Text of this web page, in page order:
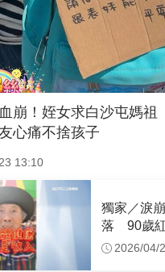
崩！姪女求白沙屯媽祖
心痛不捨孩子
13:10
獨家／淚
落 90歲紅
幕2026/04/